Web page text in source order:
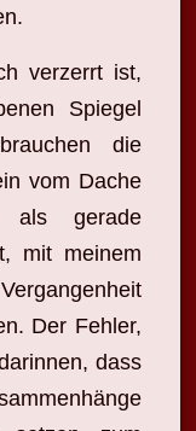
verzerrt ist,
Spiegel
die
vom Dache
als gerade
mit meinem
Der Fehler,
dass